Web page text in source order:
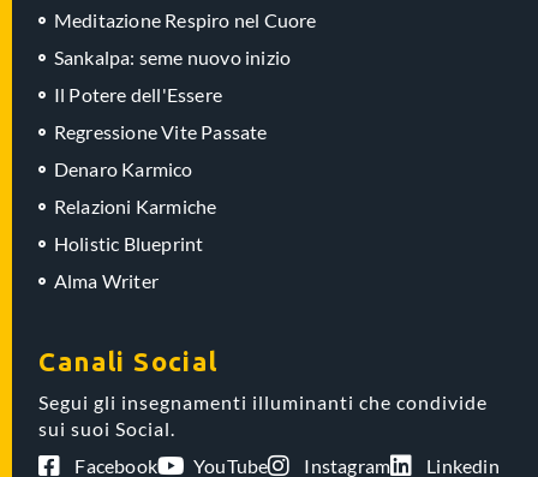
Meditazione Respiro nel Cuore
Sankalpa: seme nuovo inizio
Il Potere dell'Essere
Regressione Vite Passate
Denaro Karmico
Relazioni Karmiche
Holistic Blueprint
Alma Writer
Canali Social
Segui gli insegnamenti illuminanti che condivide
sui suoi Social.
Facebook
YouTube Instagram Linkedin